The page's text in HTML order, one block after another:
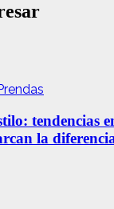
tendencias
la